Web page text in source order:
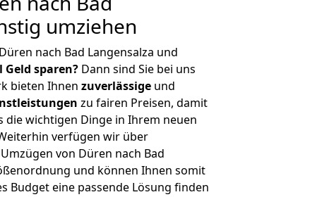
umziehen
nach Bad Langensalza und
Geld sparen? Dann sind Sie bei uns
bieten Ihnen zuverlässige und
zu fairen Preisen, damit
die wichtigen Dinge in Ihrem neuen
verfügen wir über
von Düren nach Bad
und können Ihnen somit
Budget eine passende Lösung finden